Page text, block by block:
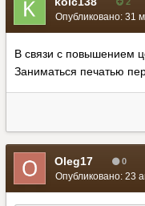
Опубликовано: 31
В связи с повышением
Заниматься печатью
Oleg17 0
Опубликовано: 23